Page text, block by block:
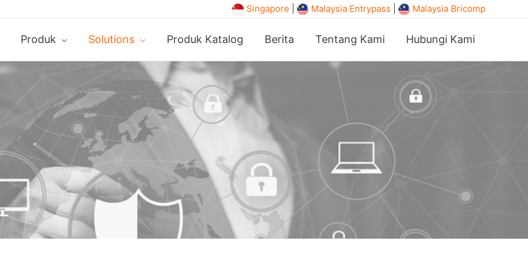
Singapore Malaysia Entrypass Malaysia Bricomp
Produk Solutions Produk Katalog Berita Tentang Kami Hubungi Kami